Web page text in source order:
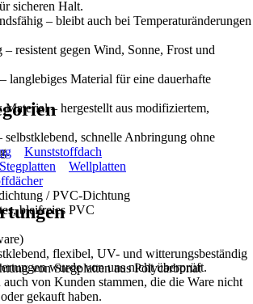
sicheren Halt.
– bleibt auch bei Temperaturänderungen
– resistent gegen Wind, Sonne, Frost und
langlebiges Material für eine dauerhafte
– hergestellt aus modifiziertem,
selbstklebend, schnelle Anbringung ohne
/ PVC-Dichtung
bleifreies PVC
flexibel, UV- und witterungsbeständig
von Stegplatten aus Polycarbonat
Kunststoffdach
Wellplatten
wurde von uns nicht überprüft.
von Kunden stammen, die die Ware nicht
gekauft haben.